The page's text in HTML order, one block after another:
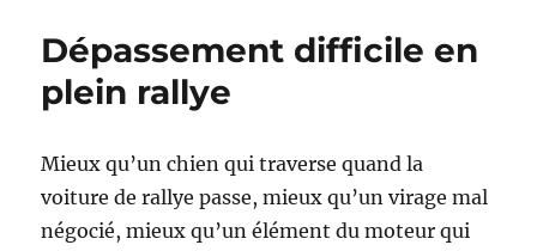
Dépassement difficile en
plein rallye
Mieux qu’un chien qui traverse quand la
voiture de rallye passe, mieux qu’un virage mal
négocié, mieux qu’un élément du moteur qui